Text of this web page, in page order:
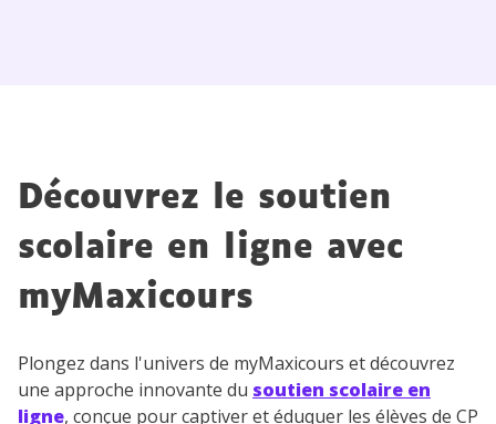
Découvrez le soutien
scolaire en ligne avec
myMaxicours
Plongez dans l'univers de myMaxicours et découvrez
une approche innovante du soutien scolaire en
ligne, conçue pour captiver et éduquer les élèves de CP